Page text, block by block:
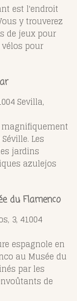
est l'endroit
y trouverez
de jeux pour
pour
Sevilla,
magnifiquement
Les
jardins
azulejos
du Flamenco
3, 41004
espagnole en
au Musée du
par les
de